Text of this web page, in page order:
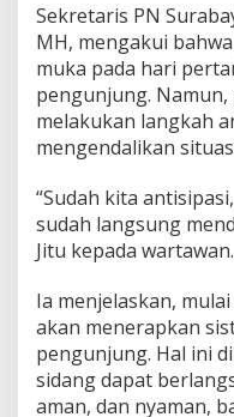
Sekretaris PN
MH, mengakui
muka pada hari
pengunjung.
melakukan langkah
mengendalikan
“Sudah kita
sudah langsung
Jitu kepada wartawan.
Ia menjelaskan,
akan menerapkan
pengunjung. Hal ini
sidang dapat
aman, dan nyaman,